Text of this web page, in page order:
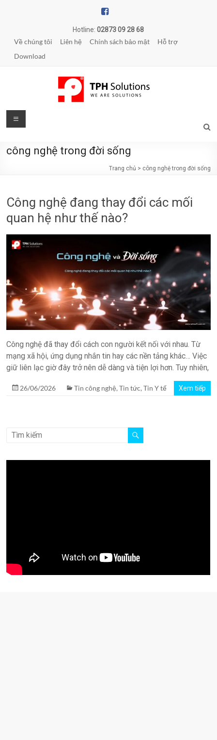
Hotline:02873 09 28 68
Về chúng tôi Liên hệ Chính sách bảo mật
Hỗ trợ
Download
TPH
WE
Phần
quản
lý
phòng
TPH.LabIMS
Menu
công nghệ trong đời sống
Trang chủ > công nghệ trong đời sống
Công nghệ đang thay đổi các mối
quan hệ như thế nào?
Công nghệ đã thay đổi cách con người kết nối với nhau. Từ
mạng xã hội, ứng dụng nhắn tin hay các nền tảng khác… Việc
giữ liên lạc giờ đây trở nên dễ dàng và tiện lợi hơn. Tuy nhiên,
26/06/2026 Tin công nghệ,Tin tức,Tin Y tế Xem tiếp